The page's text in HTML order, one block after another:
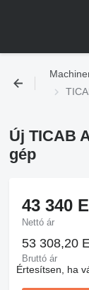
Új TICAB
gép
43 340
Nettó ár
53 308,20
Bruttó ár
Értesítsen, ha